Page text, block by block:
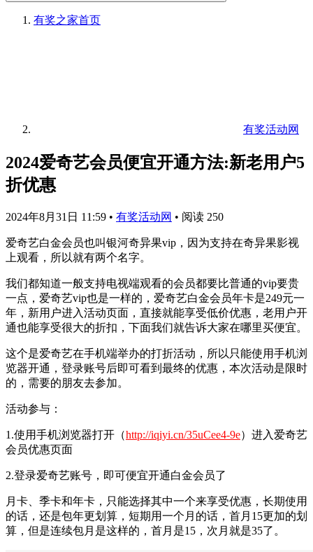
有奖之家首页
有奖活动网
2024爱奇艺会员便宜开通方法:新老用户5
折优惠
2024年8月31日 11:59 • 有奖活动网 • 阅读 250
爱奇艺白金会员也叫银河奇异果vip，因为支持在奇异果影视
上观看，所以就有两个名字。
我们都知道一般支持电视端观看的会员都要比普通的vip要贵
一点，爱奇艺vip也是一样的，爱奇艺白金会员年卡是249元一
年，新用户进入活动页面，直接就能享受低价优惠，老用户开
通也能享受很大的折扣，下面我们就告诉大家在哪里买便宜。
这个是爱奇艺在手机端举办的打折活动，所以只能使用手机浏
览器开通，登录账号后即可看到最终的优惠，本次活动是限时
的，需要的朋友去参加。
活动参与：
1.使用手机浏览器打开（http://iqiyi.cn/35uCee4-9e）进入爱奇艺
会员优惠页面
2.登录爱奇艺账号，即可便宜开通白金会员了
月卡、季卡和年卡，只能选择其中一个来享受优惠，长期使用
的话，还是包年更划算，短期用一个月的话，首月15更加的划
算，但是连续包月是这样的，首月是15，次月就是35了。